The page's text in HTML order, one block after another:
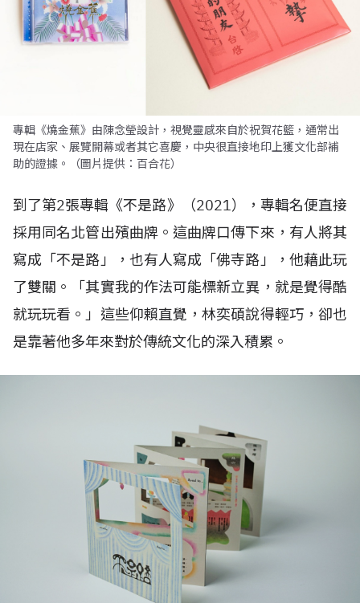
專輯《燒金蕉》由陳念瑩設計，視覺靈感來自於祝賀花籃，通常出
現在店家、展覽開幕或者其它喜慶，中央很直接地印上獲文化部補
助的證據。（圖片提供：百合花）
到了第2張專輯《不是路》（2021），專輯名便直接
採用同名北管出殯曲牌。這曲牌口傳下來，有人將其
寫成「不是路」，也有人寫成「佛寺路」，他藉此玩
了雙關。「其實我的作法可能標新立異，就是覺得酷
就玩玩看。」這些仰賴直覺，林奕碩說得輕巧，卻也
是靠著他多年來對於傳統文化的深入積累。